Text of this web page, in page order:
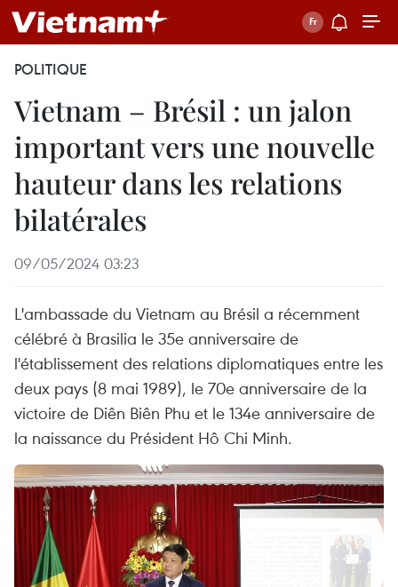
POLITIQUE
Vietnam – Brésil : un jalon
important vers une nouvelle
hauteur dans les relations
bilatérales
09/05/2024 03:23
L'ambassade du Vietnam au Brésil a récemment
célébré à Brasilia le 35e anniversaire de
l'établissement des relations diplomatiques entre les
deux pays (8 mai 1989), le 70e anniversaire de la
victoire de Diên Biên Phu et le 134e anniversaire de
la naissance du Président Hô Chi Minh.